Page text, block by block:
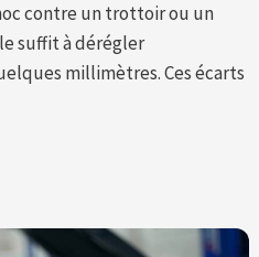
contre un trottoir ou un
suffit à dérégler
millimètres. Ces écarts